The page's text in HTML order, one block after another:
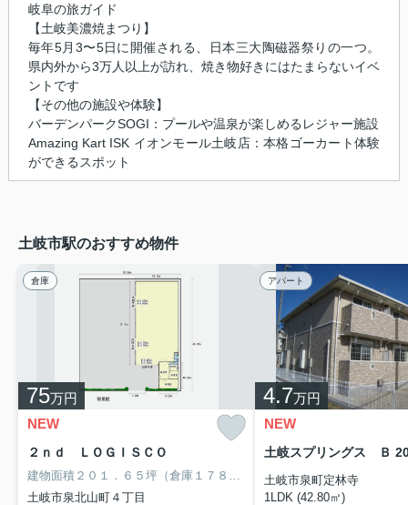
岐阜の旅ガイド
【土岐美濃焼まつり】
毎年5月3〜5日に開催される、日本三大陶磁器祭りの一つ。
県内外から3万人以上が訪れ、焼き物好きにはたまらないイベ
ントです
【その他の施設や体験】
バーデンパークSOGI：プールや温泉が楽しめるレジャー施設
Amazing Kart ISK イオンモール土岐店：本格ゴーカート体験
ができるスポット
土岐市駅のおすすめ物件
倉庫
75万円
NEW
２ｎｄ ＬＯＧＩＳＣＯ
土岐市泉北山町４丁目
アパート
4.7万円
NEW
土岐スプリングス Ｂ
土岐市泉町定林寺
1LDK (42.80㎡)